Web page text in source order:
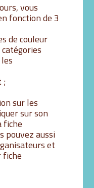
vous
fonction de 3
de couleur
;
sur les
sur son
fiche
pouvez aussi
et
fiche